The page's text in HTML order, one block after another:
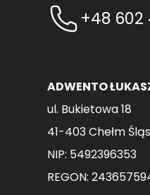
+48 602
ADWENTO
ul. Bukietowa 18
41-403 Chełm
NIP: 5492396353
REGON: